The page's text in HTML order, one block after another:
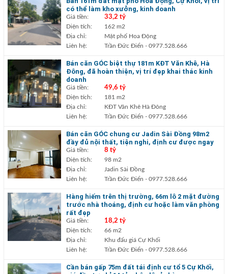
có thể làm kho xưởng, kinh doanh
Giá tiền: 33,2 tỷ
Diện tích:
162 m2
Địa chỉ:
Mặt phố Hoa Động
Liên hệ:
Trần Đức Điển - 0977.528.666
Bán căn GÓC biệt thự 181m KĐT Văn Khê, Hà
Đông, đã hoàn thiện, vị trí đẹp khai thác kinh
doanh
Giá tiền: 49,6 tỷ
Diện tích:
181 m2
Địa chỉ:
KĐT Văn Khê Hà Đông
Liên hệ:
Trần Đức Điển - 0977.528.666
Bán căn GÓC chung cư Jadin Sài Đồng 98m2
đầy đủ nội thất, tiện nghi, định cư được ngay
Giá tiền: 8 tỷ
Diện tích:
98 m2
Địa chỉ:
Jadin Sài Đồng
Liên hệ:
Trần Đức Điển - 0977.528.666
Hàng hiếm trên thị trường, 66m lô 2 mặt đường
trước nhà thoáng, định cư hoặc làm văn phòng
rất đẹp
Giá tiền: 18,2 tỷ
Diện tích:
66 m2
Địa chỉ:
Khu đấu giá Cự Khối
Liên hệ:
Trần Đức Điển - 0977.528.666
Cần bán gấp 75m đất tái định cư tổ 5 Cự Khối,